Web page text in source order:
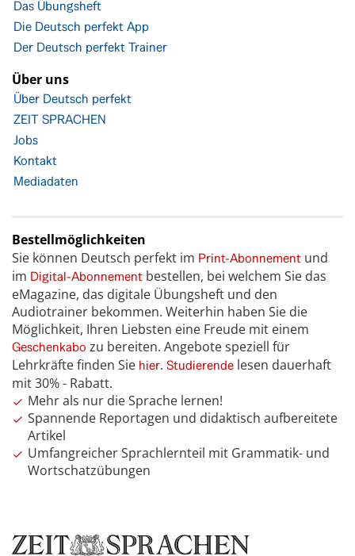
Das Übungsheft
Die Deutsch perfekt App
Der Deutsch perfekt Trainer
Über uns
Über Deutsch perfekt
ZEIT SPRACHEN
Jobs
Kontakt
Mediadaten
Bestellmöglichkeiten
Sie können Deutsch perfekt im Print-Abonnement und
im Digital-Abonnement bestellen, bei welchem Sie das
eMagazine, das digitale Übungsheft und den
Audiotrainer bekommen. Weiterhin haben Sie die
Möglichkeit, Ihren Liebsten eine Freude mit einem
Geschenkabo zu bereiten. Angebote speziell für
Lehrkräfte finden Sie hier. Studierende lesen dauerhaft
mit 30% - Rabatt.
Mehr als nur die Sprache lernen!
Spannende Reportagen und didaktisch aufbereitete
Artikel
Umfangreicher Sprachlernteil mit Grammatik- und
Wortschatzübungen